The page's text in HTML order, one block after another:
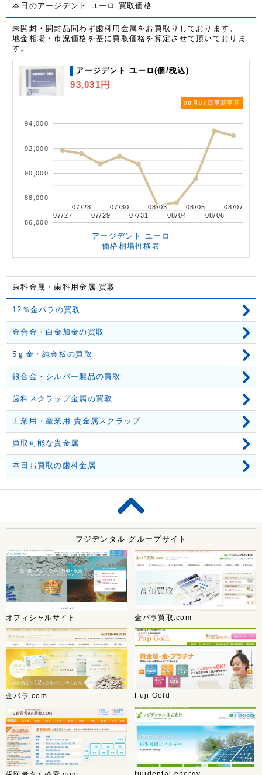
本日のアージデント ユーロ 買取価格
未開封・開封品問わず歯科用金属をお買取りしております。
地金相場・市況価格を基に買取価格を算定させて頂いておりま
す。
アージデント ユーロ(個/税込)
93,031円
08月07日更新更新
07/27
07/27
07/28
07/28
07/29
07/29
07/30
07/30
07/31
07/31
08/03
08/03
08/04
08/04
08/05
08/05
08/06
08/06
08/07
08/07
86,000
88,000
90,000
92,000
94,000
アージデント ユーロ
価格相場推移表
歯科金属・歯科用金属 買取
12％金パラの買取
金合金・白金加金の買取
5ｇ金・純金板の買取
銀合金・シルバー製品の買取
歯科スクラップ金属の買取
工業用・産業用 貴金属スクラップ
買取可能な貴金属
本日お買取の歯科金属
フジデンタル グループサイト
オフィシャルサイト 金パラ買取.com
金パラ.com Fuji Gold